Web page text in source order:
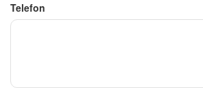
Telefon